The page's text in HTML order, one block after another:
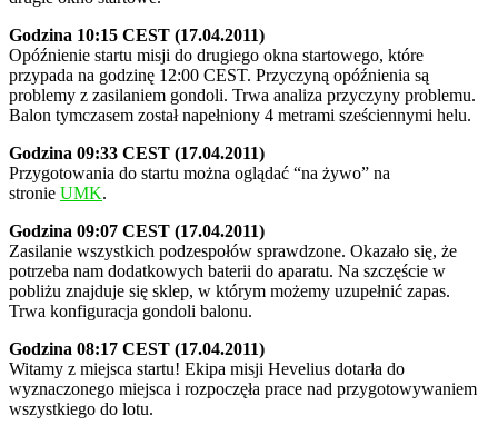
Godzina 10:15 CEST (17.04.2011)
Opóźnienie startu misji do drugiego okna startowego, które
przypada na godzinę 12:00 CEST. Przyczyną opóźnienia są
problemy z zasilaniem gondoli. Trwa analiza przyczyny problemu.
Balon tymczasem został napełniony 4 metrami sześciennymi helu.
Godzina 09:33 CEST (17.04.2011)
Przygotowania do startu można oglądać “na żywo” na
stronie UMK.
Godzina 09:07 CEST (17.04.2011)
Zasilanie wszystkich podzespołów sprawdzone. Okazało się, że
potrzeba nam dodatkowych baterii do aparatu. Na szczęście w
pobliżu znajduje się sklep, w którym możemy uzupełnić zapas.
Trwa konfiguracja gondoli balonu.
Godzina 08:17 CEST (17.04.2011)
Witamy z miejsca startu! Ekipa misji Hevelius dotarła do
wyznaczonego miejsca i rozpoczęła prace nad przygotowywaniem
wszystkiego do lotu.